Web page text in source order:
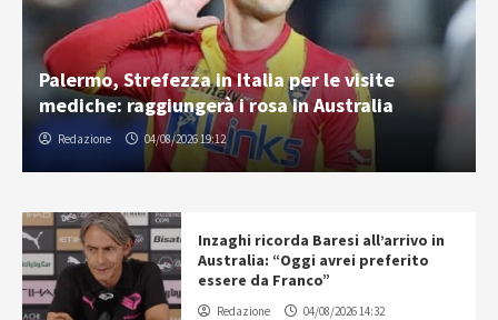
Palermo, Strefezza in Italia per le visite
mediche: raggiungerà i rosa in Australia
Redazione 04/08/2026 19:12
Inzaghi ricorda Baresi all’arrivo in
Australia: “Oggi avrei preferito
essere da Franco”
Redazione 04/08/2026 14:32